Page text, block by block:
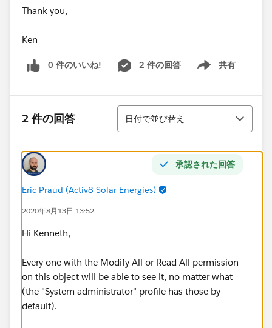
Thank you,
Ken
0 件のいいね! 2 件の回答 共有
Show menu
2 件の回答
並び替え
日付で並び替え
承認された回答
Eric Praud (Activ8 Solar Energies)
2020年8月13日 13:52
Hi Kenneth,
Every one with the Modify All or Read All permission
on this object will be able to see it, no matter what
(the "System administrator" profile has those by
default).